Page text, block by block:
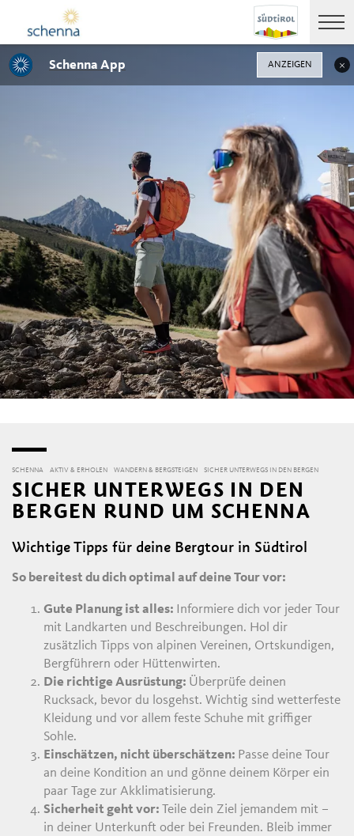
SCHENNA AKTIV & ERHOLEN WANDERN & BERGSTEIGEN SICHER UNTERWEGS IN DEN BERGEN
SICHER UNTERWEGS IN DEN
BERGEN RUND UM SCHENNA
Wichtige Tipps für deine Bergtour in Südtirol
So bereitest du dich optimal auf deine Tour vor:
Gute Planung ist alles: Informiere dich vor jeder Tour
mit Landkarten und Beschreibungen. Hol dir
zusätzlich Tipps von alpinen Vereinen, Ortskundigen,
Bergführern oder Hüttenwirten.
Die richtige Ausrüstung: Überprüfe deinen
Rucksack, bevor du losgehst. Wichtig sind wetterfeste
Kleidung und vor allem feste Schuhe mit griffiger
Sohle.
Einschätzen, nicht überschätzen: Passe deine Tour
an deine Kondition an und gönne deinem Körper ein
paar Tage zur Akklimatisierung.
Sicherheit geht vor:Teile dein Ziel jemandem mit –
in deiner Unterkunft oder bei Freunden. Bleib immer
Schenna App ANZEIGEN